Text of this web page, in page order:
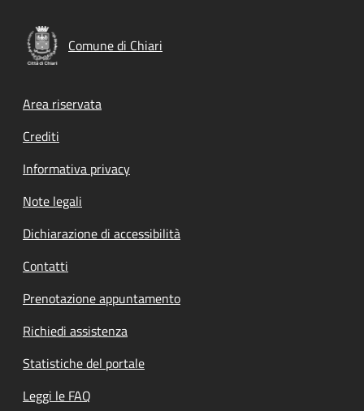
Comune di Chiari
Footer menu
Area riservata
Crediti
Informativa privacy
Note legali
Dichiarazione di accessibilità
Contatti
Prenotazione appuntamento
Richiedi assistenza
Statistiche del portale
Leggi le FAQ